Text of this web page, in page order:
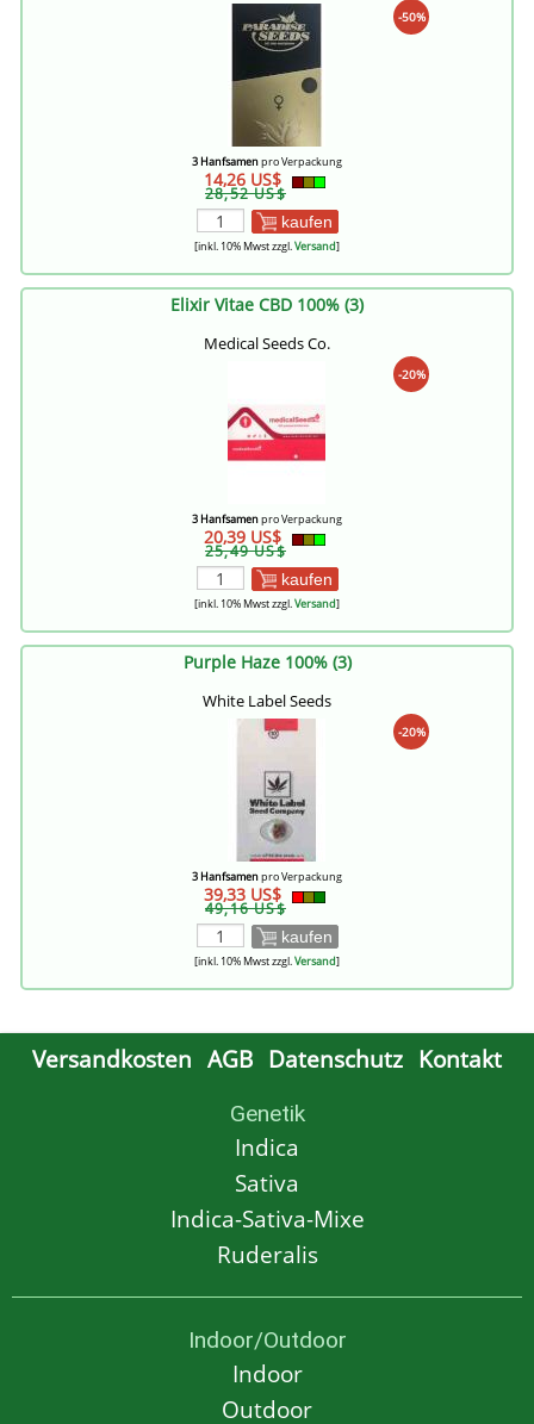
-50%
3 Hanfsamenpro Verpackung
14,26 US$
28,52 US$
kaufen
[inkl. 10% Mwst zzgl.Versand]
Elixir Vitae CBD 100% (3)
Medical Seeds Co.
-20%
3 Hanfsamenpro Verpackung
20,39 US$
25,49 US$
kaufen
[inkl. 10% Mwst zzgl.Versand]
Purple Haze 100% (3)
White Label Seeds
-20%
3 Hanfsamenpro Verpackung
39,33 US$
49,16 US$
kaufen
[inkl. 10% Mwst zzgl.Versand]
Versandkosten AGB Datenschutz Kontakt
Genetik
Indica
Sativa
Indica-Sativa-Mixe
Ruderalis
Indoor/Outdoor
Indoor
Outdoor